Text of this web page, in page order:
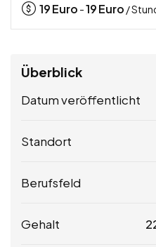
19Euro -19Euro /
Überblick
Datum veröffentlicht
Standort
Berufsfeld
Gehalt